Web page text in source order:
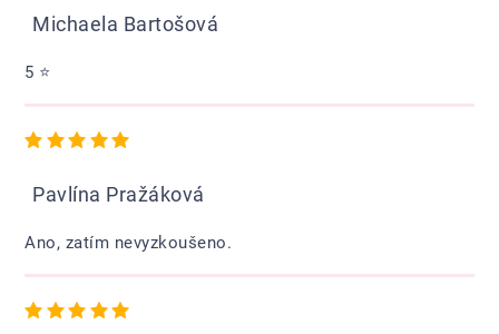
Michaela Bartošová
5 ⭐️
Pavlína Pražáková
Hodnocení obchodu je 5 z 5 hvězdiček.
Ano, zatím nevyzkoušeno.
Hodnocení obchodu je 5 z 5 hvězdiček.